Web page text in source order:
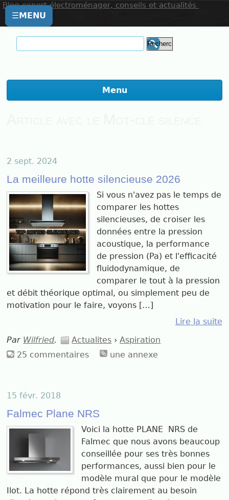
Blog expert électroménager, conseils et actualités
☰MENU
Menu
2 sept. 2024
La meilleure hotte silencieuse 2026
Si vous n'avez pas le temps de
comparer les hottes
silencieuses, de croiser les
données entre la pression
acoustique, la performance
de pression (Pa) et l'efficacité
fluidodynamique, de
comparer le tout à la pression
et débit théorique optimal, ou simplement peu de
motivation pour le faire, voyons […]
Lire la suite
Par Wilfried. Actualites ›Aspiration
25 commentaires
une annexe
15 févr. 2018
Falmec Plane NRS
Voici la hotte PLANE NRS de
Falmec que nous avons beaucoup
conseillée pour ses très bonnes
performances, aussi bien pour le
modèle mural que pour le modèle
Ilot. La hotte répond très clairement au besoin